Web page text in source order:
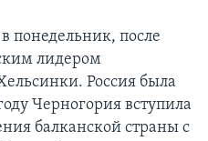
понедельник, после
лидером
Россия была
Черногория вступила
балканской страны с